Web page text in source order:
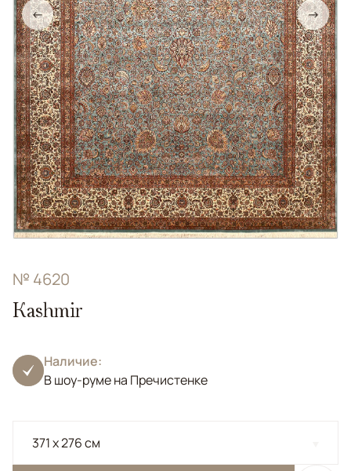
← →
№ 4620
Kashmir
Наличие:
В шоу-руме на Пречистенке
371 x 276 см